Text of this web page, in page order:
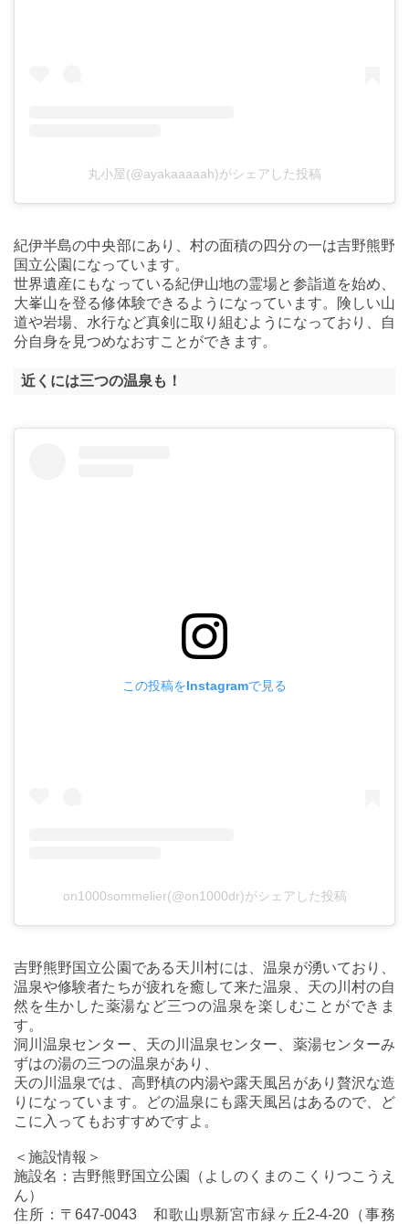
丸小屋(@ayakaaaaah)がシェアした投稿
紀伊半島の中央部にあり、村の面積の四分の一は吉野熊野
国立公園になっています。
世界遺産にもなっている紀伊山地の霊場と参詣道を始め、
大峯山を登る修体験できるようになっています。険しい山
道や岩場、水行など真剣に取り組むようになっており、自
分自身を見つめなおすことができます。
近くには三つの温泉も！
この投稿をInstagramで見る
on1000sommelier(@on1000dr)がシェアした投稿
吉野熊野国立公園である天川村には、温泉が湧いており、
温泉や修験者たちが疲れを癒して来た温泉、天の川村の自
然を生かした薬湯など三つの温泉を楽しむことができま
す。
洞川温泉センター、天の川温泉センター、薬湯センターみ
ずはの湯の三つの温泉があり、
天の川温泉では、高野槙の内湯や露天風呂があり贅沢な造
りになっています。どの温泉にも露天風呂はあるので、ど
こに入ってもおすすめですよ。
＜施設情報＞
施設名：吉野熊野国立公園（よしのくまのこくりつこうえ
ん）
住所：〒647-0043 和歌山県新宮市緑ヶ丘2-4-20（事務